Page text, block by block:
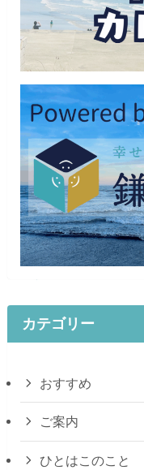
カテゴリー
おすすめ
ご案内
ひとはこのこと